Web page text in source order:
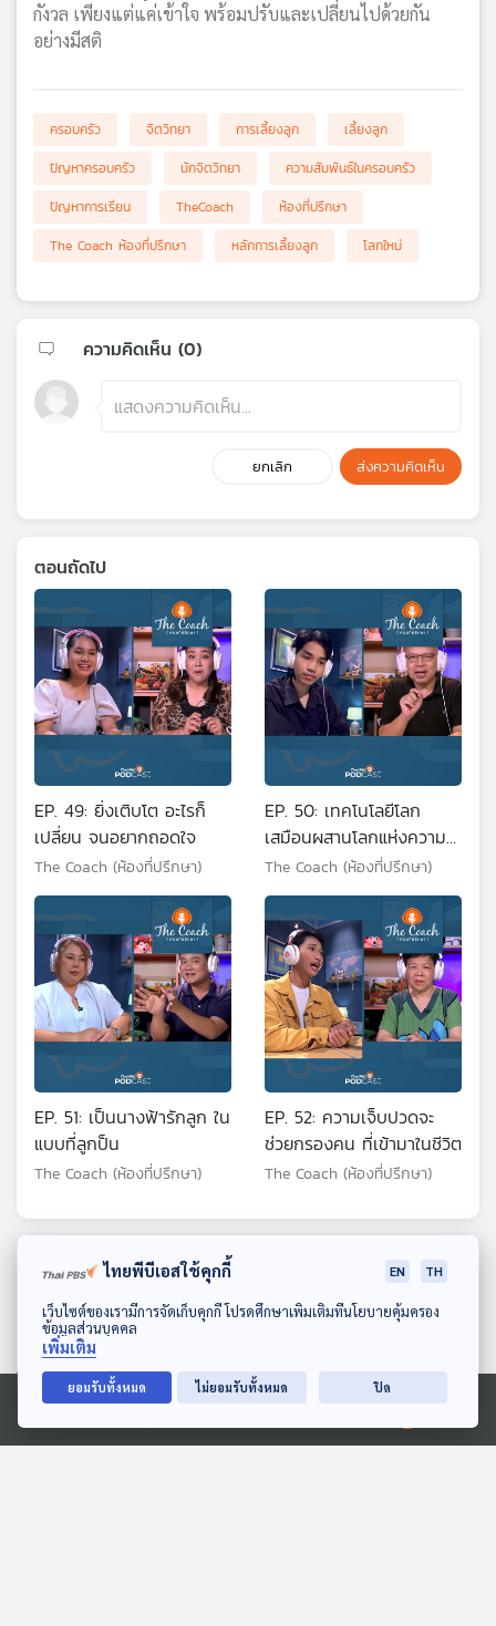
ดาวน์โหลด Thai PBS Podcast Application
Ⓒ 2020 องค์การกระจายเสียงและแพร่ภาพสาธารณะแห่งประเทศไทย
กังวล เพียงแต่แค่เข้าใจ พร้อมปรับและเปลี่ยนไปด้วยกัน
อย่างมีสติ
ครอบครัว จิตวิทยา การเลี้ยงลูก
เลี้ยงลูก
ปัญหาครอบครัว
นักจิตวิทยา
ความสัมพันธ์ในครอบครัว
ปัญหาการเรียน
TheCoach
ห้องที่ปรึกษา
The Coach ห้องที่ปรึกษา
หลักการเลี้ยงลูก โลกใหม่
ความคิดเห็น (0)
ยกเลิก ส่งความคิดเห็น
ตอนถัดไป
EP. 49: ยิ่งเติบโต อะไรก็
เปลี่ยน จนอยากถอดใจ
The Coach (ห้องที่ปรึกษา)
EP. 50: เทคโนโลยีโลก
เสมือนผสานโลกแห่งความ
จริง
The Coach (ห้องที่ปรึกษา)
EP. 51: เป็นนางฟ้ารักลูก ใน
แบบที่ลูกป็น
The Coach (ห้องที่ปรึกษา)
EP. 52: ความเจ็บปวดจะ
ช่วยกรองคน ที่เข้ามาในชีวิต
The Coach (ห้องที่ปรึกษา)
ตอนที่เกี่ยวข้องไทยพีบีเอสใช้คุกกี้ EN TH
เว็บไซต์ของเรามีการจัดเก็บคุกกี้ โปรดศึกษาเพิ่มเติมที่นโยบายคุ้มครอง
ข้อมูลส่วนบุคคล
เพิ่มเติม
ยอมรับทั้งหมด ไม่ยอมรับทั้งหมด ปิด